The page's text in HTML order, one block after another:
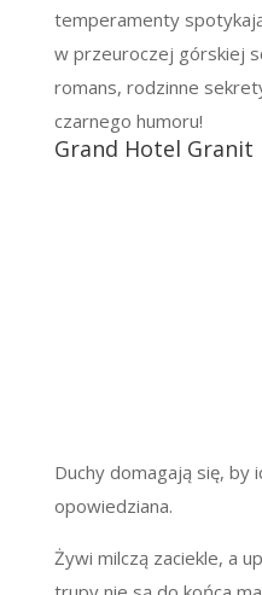
temperamenty
w przeuroczej górskiej
romans, rodzinne
czarnego humoru!
Grand Hotel Granit
Duchy domagają się, by
opowiedziana.
Żywi milczą zaciekle, a